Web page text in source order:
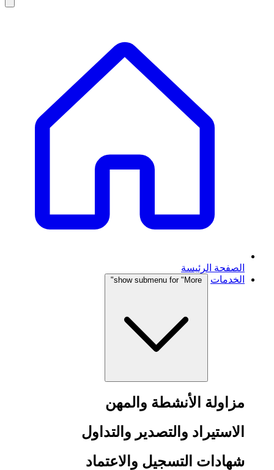
الصفحة الرئيسة
الخدمات
show submenu for "More"
مزاولة الأنشطة والمهن
الاستيراد والتصدير والتداول
شهادات التسجيل والاعتماد